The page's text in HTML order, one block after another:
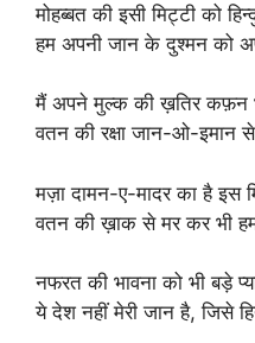
मोहब्बत की इसी मिट्टी को
हम अपनी जान के दुश्मन को
मैं अपने मुल्क की ख़तिर कफ़न
वतन की रक्षा जान-ओ-इमान
मज़ा दामन-ए-मादर का है इस
वतन की ख़ाक से मर कर भी
नफरत की भावना को भी बड़े
ये देश नहीं मेरी जान है, जिसे